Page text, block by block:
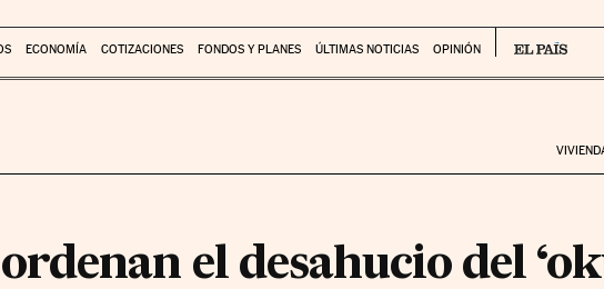
ECONOMÍA COTIZACIONES FONDOS Y PLANES ÚLTIMAS NOTICIAS OPINIÓN
el desahucio del